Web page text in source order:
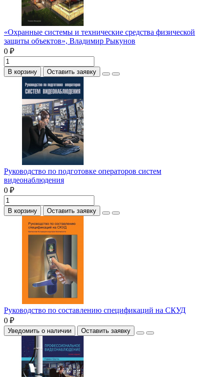
«Охранные системы и технические средства физической
защиты объектов», Владимир Рыкунов
0 ₽
В корзину Оставить заявку
Руководство по подготовке операторов систем
видеонаблюдения
0 ₽
В корзину Оставить заявку
Руководство по составлению спецификаций на СКУД
0 ₽
Уведомить о наличии Оставить заявку